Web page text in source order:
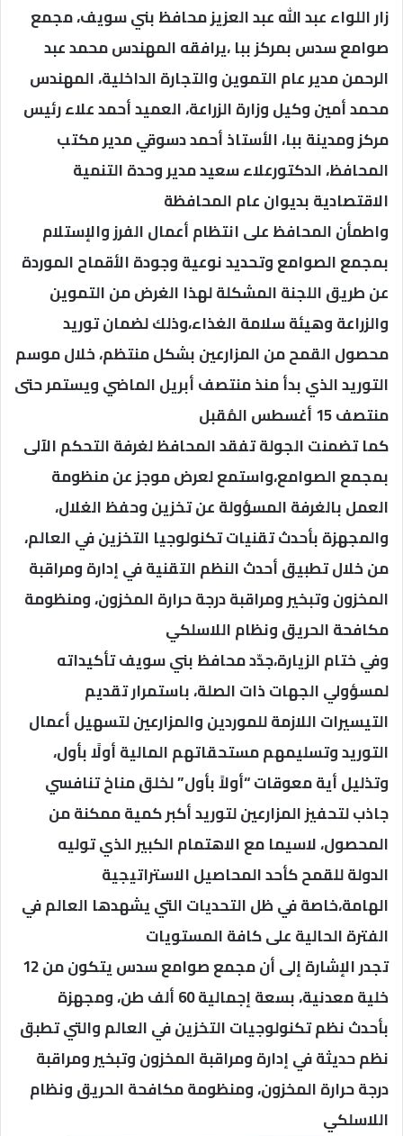
زار اللواء عبد الله عبد العزيز محافظ بني سويف، مجمع
صوامع سدس بمركز ببا ،يرافقه المهندس محمد عبد
الرحمن مدير عام التموين والتجارة الداخلية، المهندس
محمد أمين وكيل وزارة الزراعة، العميد أحمد علاء رئيس
مركز ومدينة ببا، الأستاذ أحمد دسوقي مدير مكتب
المحافظ، الدكتورعلاء سعيد مدير وحدة التنمية
الاقتصادية بديوان عام المحافظة
واطمأن المحافظ على انتظام أعمال الفرز والإستلام
بمجمع الصوامع وتحديد نوعية وجودة الأقماح الموردة
عن طريق اللجنة المشكلة لهذا الغرض من التموين
والزراعة وهيئة سلامة الغذاء،وذلك لضمان توريد
محصول القمح من المزارعين بشكل منتظم، خلال موسم
التوريد الذي بدأ منذ منتصف أبريل الماضي ويستمر حتى
منتصف 15 أغسطس المُقبل
كما تضمنت الجولة تفقد المحافظ لغرفة التحكم الآلى
بمجمع الصوامع،واستمع لعرض موجز عن منظومة
العمل بالغرفة المسؤولة عن تخزين وحفظ الغلال،
والمجهزة بأحدث تقنيات تكنولوجيا التخزين في العالم،
من خلال تطبيق أحدث النظم التقنية في إدارة ومراقبة
المخزون وتبخير ومراقبة درجة حرارة المخزون، ومنظومة
مكافحة الحريق ونظام اللاسلكي
وفي ختام الزيارة،جدّد محافظ بني سويف تأكيداته
لمسؤولي الجهات ذات الصلة، باستمرار تقديم
التيسيرات اللازمة للموردين والمزارعين لتسهيل أعمال
التوريد وتسليمهم مستحقاتهم المالية أولًا بأول،
وتذليل أية معوقات “أولاً بأول” لخلق مناخ تنافسي
جاذب لتحفيز المزارعين لتوريد أكبر كمية ممكنة من
المحصول، لاسيما مع الاهتمام الكبير الذي توليه
الدولة للقمح كأحد المحاصيل الاستراتيجية
الهامة،خاصة في ظل التحديات التي يشهدها العالم في
الفترة الحالية على كافة المستويات
تجدر الإشارة إلى أن مجمع صوامع سدس يتكون من 12
خلية معدنية، بسعة إجمالية 60 ألف طن، ومجهزة
بأحدث نظم تكنولوجيات التخزين في العالم والتي تطبق
نظم حديثة في إدارة ومراقبة المخزون وتبخير ومراقبة
درجة حرارة المخزون، ومنظومة مكافحة الحريق ونظام
اللاسلكي